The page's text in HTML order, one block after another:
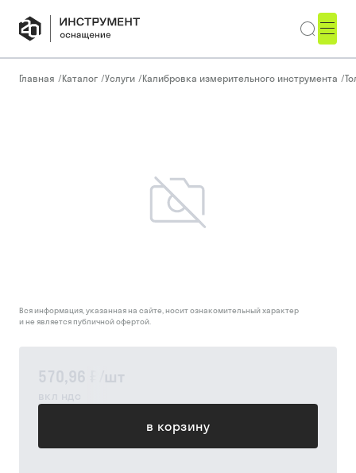
Главная /Каталог /Услуги /Калибровка измерительного инструмента /
570,96 ₽ шт
вкл ндс
в корзину
Вся информация, указанная на сайте, носит ознакомительный характер
и не является публичной офертой.